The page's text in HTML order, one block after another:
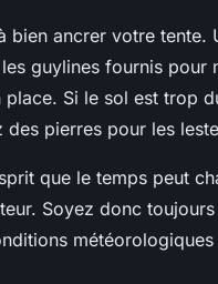
bien ancrer votre tente.
guylines fournis pour
place. Si le sol est trop
des pierres pour les
que le temps peut
Soyez donc
météorologiques